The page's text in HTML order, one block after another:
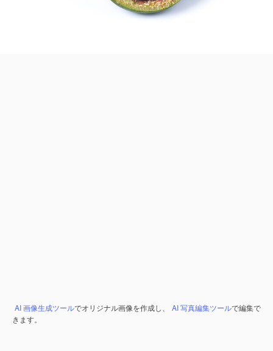
AI 画像生成ツールでオリジナル画像を作成し、 AI 写真編集ツールで編集で
きます。